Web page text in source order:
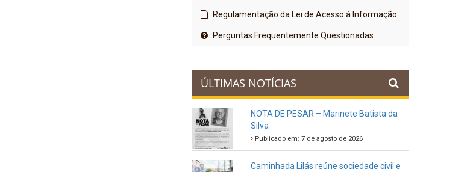
Regulamentação da Lei de Acesso à Informação
Perguntas Frequentemente Questionadas
ÚLTIMAS NOTÍCIAS
NOTA DE PESAR – Marinete Batista da
Silva
Publicado em: 7 de agosto de 2026
Caminhada Lilás reúne sociedade civil e